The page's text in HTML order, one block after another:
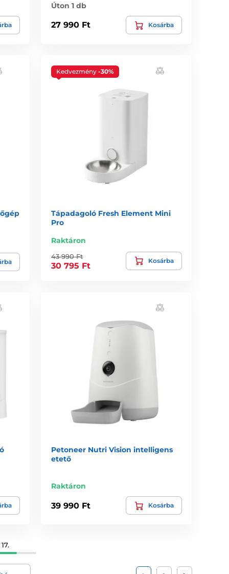
Úton 1 db
27 990 Ft Kosárba
Kedvezmény-30%
Tápadagoló Fresh Element Mini
Pro
Raktáron
43 990 Ft
30 795 Ft
Kosárba
Petoneer Nutri Vision intelligens
etető
Raktáron
39 990 Ft Kosárba